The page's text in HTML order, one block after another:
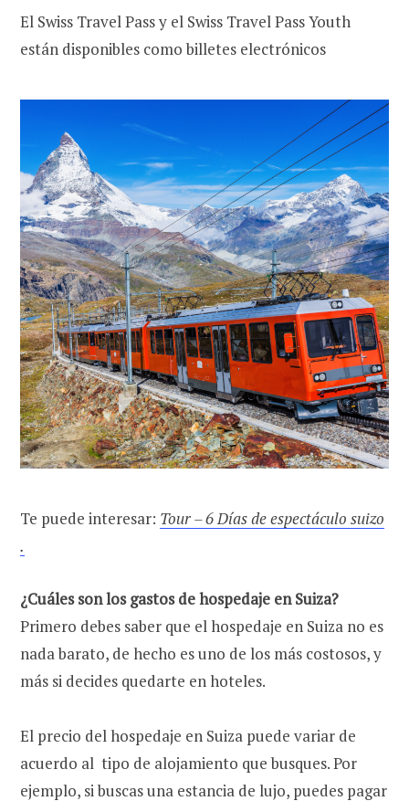
El Swiss Travel Pass y el Swiss Travel Pass Youth
están disponibles como billetes electrónicos
Te puede interesar: Tour – 6 Días de espectáculo suizo
.
¿Cuáles son los gastos de hospedaje en Suiza?
Primero debes saber que el hospedaje en Suiza no es
nada barato, de hecho es uno de los más costosos, y
más si decides quedarte en hoteles.
El precio del hospedaje en Suiza puede variar de
acuerdo al tipo de alojamiento que busques. Por
ejemplo, si buscas una estancia de lujo, puedes pagar